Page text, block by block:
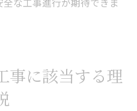
な工事進行が期待できま
事に該当する理